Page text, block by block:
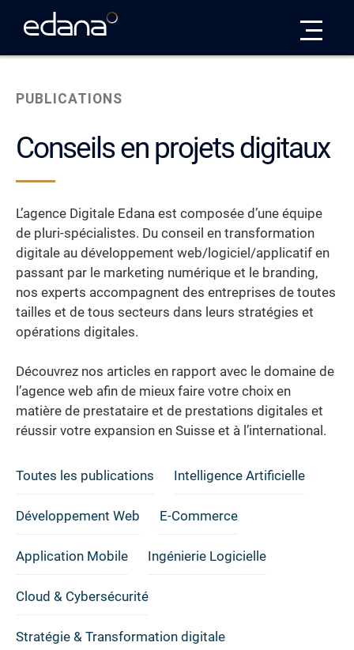
PUBLICATIONS
Conseils en projets digitaux
L’agence Digitale Edana est composée d’une équipe
de pluri-spécialistes. Du conseil en transformation
digitale au développement web/logiciel/applicatif en
passant par le marketing numérique et le branding,
nos experts accompagnent des entreprises de toutes
tailles et de tous secteurs dans leurs stratégies et
opérations digitales.
Découvrez nos articles en rapport avec le domaine de
l’agence web afin de mieux faire votre choix en
matière de prestataire et de prestations digitales et
réussir votre expansion en Suisse et à l’international.
Toutes les publications Intelligence Artificielle
Développement Web E-Commerce
Application Mobile Ingénierie Logicielle
Cloud & Cybersécurité
Stratégie & Transformation digitale